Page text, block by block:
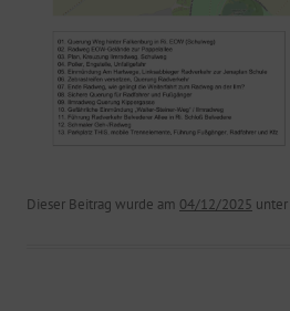
Dieser Beitrag wurde am 04/12/2025 unter